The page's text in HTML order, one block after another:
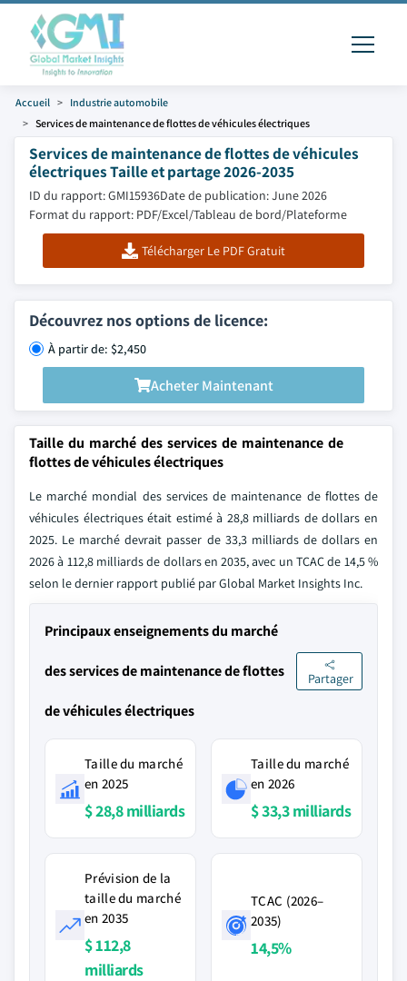
Accueil
Industrie automobile
Services de maintenance de flottes de véhicules électriques
Services de maintenance de flottes de véhicules
électriques Taille et partage 2026-2035
ID du rapport: GMI15936Date de publication: June 2026
Format du rapport: PDF/Excel/Tableau de bord/Plateforme
Télécharger Le PDF Gratuit
Découvrez nos options de licence:
À partir de: $2,450
Acheter Maintenant
Taille du marché des services de maintenance de
flottes de véhicules électriques
Le marché mondial des services de maintenance de flottes de
véhicules électriques était estimé à 28,8 milliards de dollars en
2025. Le marché devrait passer de 33,3 milliards de dollars en
2026 à 112,8 milliards de dollars en 2035, avec un TCAC de 14,5 %
selon le dernier rapport publié par Global Market Insights Inc.
Principaux enseignements du marché
des services de maintenance de flottes
de véhicules électriques
Partager
Taille du marché
en 2025
$ 28,8 milliards
Taille du marché
en 2026
$ 33,3 milliards
Prévision de la
taille du marché
en 2035
$ 112,8
milliards
TCAC (2026–
2035)
14,5%